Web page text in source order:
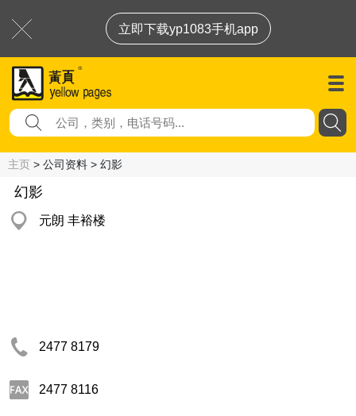
立即下载yp1083手机app
主页 > 公司资料 > 幻影
幻影
元朗 丰裕楼
2477 8179
2477 8116